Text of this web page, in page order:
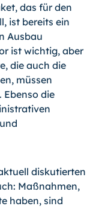
das für den
ist bereits ein
Ausbau
ist wichtig, aber
die auch die
müssen
Ebenso die
diskutierten
Maßnahmen,
haben, sind